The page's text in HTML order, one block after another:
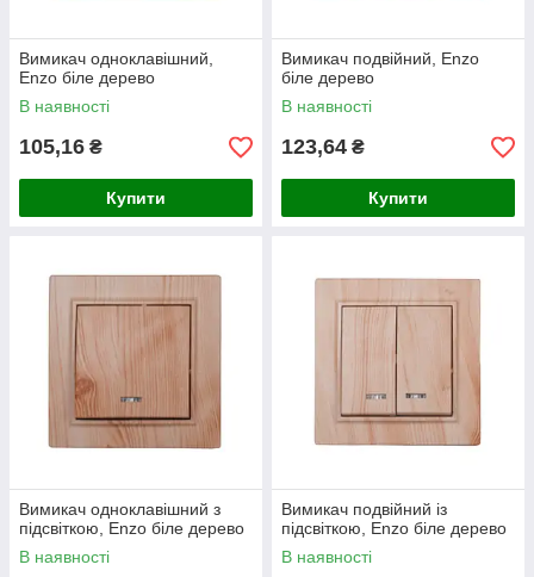
Вимикач одноклавішний,
Enzo біле дерево
В наявності
105,16 ₴
Купити
Вимикач подвійний, Enzo
біле дерево
В наявності
123,64 ₴
Купити
Вимикач одноклавішний з
підсвіткою, Enzo біле дерево
В наявності
Вимикач подвійний із
підсвіткою, Enzo біле дерево
В наявності